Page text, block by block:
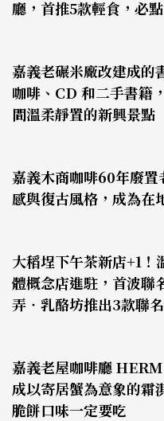
廳，首推5款輕食，必
嘉義老碾米廠改建成的
咖啡、CD 和二手書籍
間溫柔靜置的新興景點
嘉義木商咖啡60年廢
感與復古風格，成為在
大稻埕下午茶新店+1
體概念店進駐，首波
弄‧乳酪坊推出3款聯
嘉義老屋咖啡廳
成以寄居蟹為意象的霜
脆餅口味一定要吃